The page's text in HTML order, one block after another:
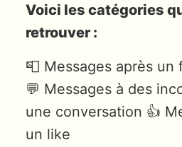
Voici les catégories
retrouver :
📮 Messages après un
💬 Messages à des
une conversation 👍
un like